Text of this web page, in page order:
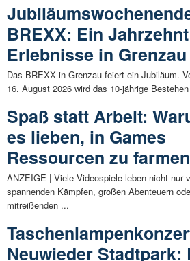
BREXX: Ein
Erlebnisse in Grenzau
Das BREXX in Grenzau feiert ein Jubiläum.
16. August 2026 wird das 10-jährige
Spaß statt Arbeit:
es lieben, in Games
Ressourcen zu farmen
ANZEIGE | Viele Videospiele leben nicht nur
spannenden Kämpfen, großen Abenteuern
mitreißenden ...
Neuwieder Stadtpark: